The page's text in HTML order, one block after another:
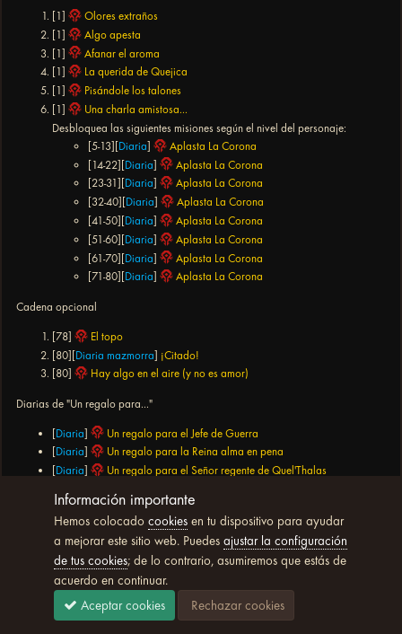
[1]
Olores extraños
[1]
Algo apesta
[1]
Afanar el aroma
[1]
La querida de Quejica
[1]
Pisándole los talones
[1]
Una charla amistosa...
Desbloquea las siguientes misiones según el nivel del personaje:
[5-13][Diaria]
Aplasta La Corona
[14-22][Diaria]
Aplasta La Corona
[23-31][Diaria]
Aplasta La Corona
[32-40][Diaria]
Aplasta La Corona
[41-50][Diaria]
Aplasta La Corona
[51-60][Diaria]
Aplasta La Corona
[61-70][Diaria]
Aplasta La Corona
[71-80][Diaria] Aplasta La Corona
Cadena opcional
[78]
El topo
[80][Diaria mazmorra] ¡Citado!
[80]
Hay algo en el aire (y no es amor)
Diarias de "Un regalo para..."
[Diaria]
Un regalo para el Jefe de Guerra
[Diaria]
Un regalo para la Reina alma en pena
[Diaria]
Un regalo para el Señor regente de Quel'Thalas
Diarias sueltas (1 diferente cada día de forma aleatoria)
Diaria ] Cúmulo de colonia clásica
[Diaria]El punto perfecto de perfume
[Diaria]Bombardeo de bombones
Información importante
Hemos colocado cookiesen tu dispositivo para ayudar
a mejorar este sitio web. Puedes ajustar la configuración
de tus cookies; de lo contrario, asumiremos que estás de
acuerdo en continuar.
Aceptar cookies
Rechazar cookies